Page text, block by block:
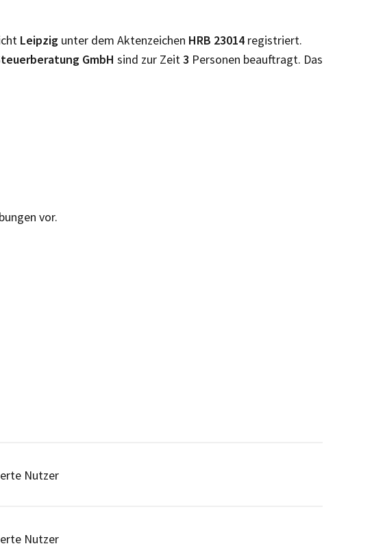
Leipzig unter dem Aktenzeichen HRB 23014 registriert.
GmbH sind zur Zeit3 Personen beauftragt. Das
vor.
Nutzer
Nutzer